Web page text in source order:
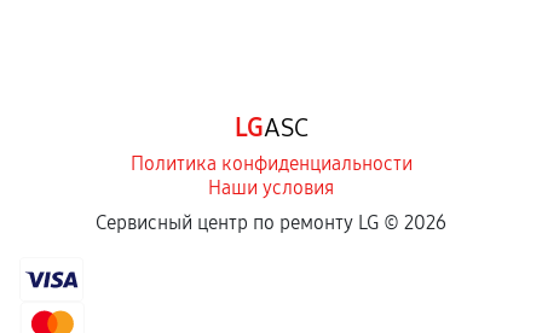
LGASC
Политика конфиденциальности
Наши условия
Сервисный центр по ремонту LG © 2026